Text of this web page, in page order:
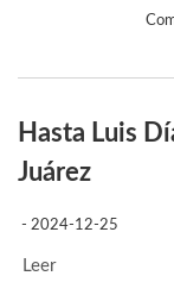
Hasta Luis
Juárez
- 2024-12-25
Leer